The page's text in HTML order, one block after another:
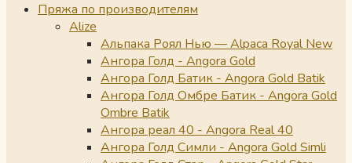
Пряжа по производителям
Alize
Альпака Роял Нью — Alpaca Royal New
Ангора Голд - Angora Gold
Ангора Голд Батик - Angora Gold Batik
Ангора Голд Омбре Батик - Angora Gold
Ombre Batik
Ангора реал 40 - Angora Real 40
Ангора Голд Симли - Angora Gold Simli